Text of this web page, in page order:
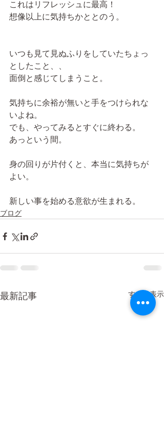
これはリフレッシュに最高！
想像以上に気持ちかととのう。
いつも見て見ぬふりをしていたちょっ
としたこと、、
面倒と感じてしまうこと。
気持ちに余裕が無いと手をつけられな
いよね。
でも、やってみるとすぐに終わる。
あっという間。
身の回りが片付くと、本当に気持ちが
よい。
新しい事を始める意欲が生まれる。
ブログ
最新記事 すべて表示